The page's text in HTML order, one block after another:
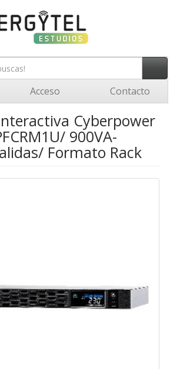
Acceso Contacto
Cyberpower
900VA-
Formato Rack